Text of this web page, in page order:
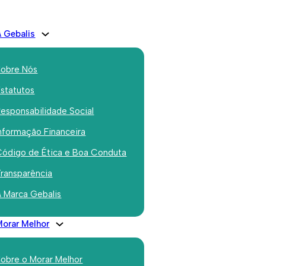
Gebalis
Nós
Social
Financeira
de Ética e Boa Conduta
Marca Gebalis
Melhor
o Morar Melhor
Community
League tem